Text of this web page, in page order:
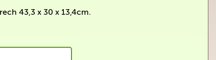
43,3 x 30 x 13,4cm.